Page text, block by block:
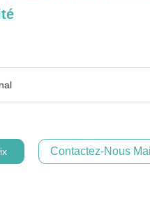
Contactez-Nous